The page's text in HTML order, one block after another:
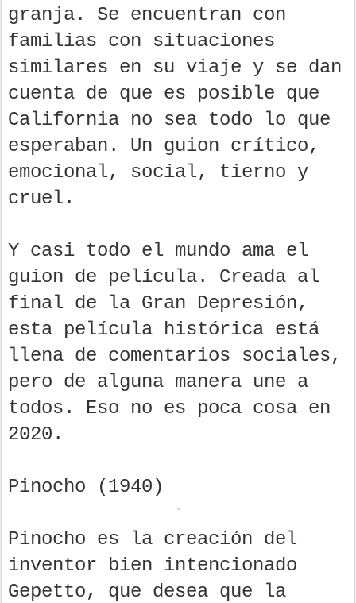
granja. Se encuentran con
familias con situaciones
similares en su viaje y se dan
cuenta de que es posible que
California no sea todo lo que
esperaban. Un guion crítico,
emocional, social, tierno y
cruel.
Y casi todo el mundo ama el
guion de película. Creada al
final de la Gran Depresión,
esta película histórica está
llena de comentarios sociales,
pero de alguna manera une a
todos. Eso no es poca cosa en
2020.
Pinocho (1940)
Pinocho es la creación del
inventor bien intencionado
Gepetto, que desea que la